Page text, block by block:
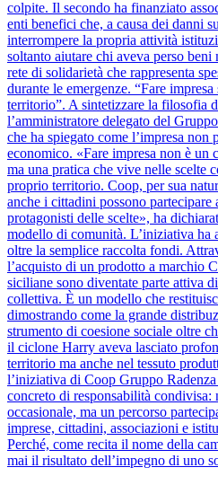
colpite. Il secondo ha finanziato
enti benefici che, a causa dei danni
interrompere la propria attività
soltanto aiutare chi aveva perso beni
rete di solidarietà che rappresenta
durante le emergenze. “Fare
territorio”. A sintetizzare la filosofia
l’amministratore delegato del
che ha spiegato come l’impresa
economico. «Fare impresa non è un
ma una pratica che vive nelle scelte
proprio territorio. Coop, per sua
anche i cittadini possono partecipare
protagonisti delle scelte», ha
modello di comunità. L’iniziativa ha
oltre la semplice raccolta fondi.
l’acquisto di un prodotto a marchio
siciliane sono diventate parte attiva
collettiva. È un modello che
dimostrando come la grande
strumento di coesione sociale oltre
il ciclone Harry aveva lasciato
territorio ma anche nel tessuto
l’iniziativa di Coop Gruppo
concreto di responsabilità condivisa:
occasionale, ma un percorso
imprese, cittadini, associazioni e
Perché, come recita il nome della
mai il risultato dell’impegno di uno